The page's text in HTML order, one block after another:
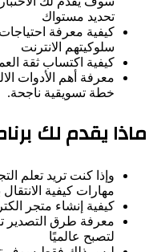
تحديد مستواك
كيفية معرفة
سلوكيتهم الانترنت
كيفية اكتساب ثقة
معرفة أهم الأدوات
خطة تسويقية ناجحة.
ماذا يقدم لك
وإذا كنت تريد تعلم
مهارات كيفية
كيفية إنشاء متجر
معرفة طرق التصدير
لتصبح عالميًا